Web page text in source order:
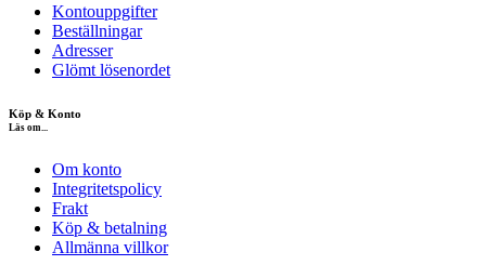
Kontouppgifter
Beställningar
Adresser
Glömt lösenordet
Köp & Konto
Läs om...
Om konto
Integritetspolicy
Frakt
Köp & betalning
Allmänna villkor